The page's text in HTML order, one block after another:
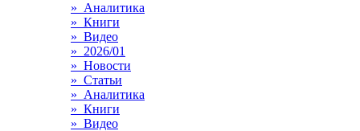
» Аналитика
» Книги
» Видео
» 2026/01
» Новости
» Статьи
» Аналитика
» Книги
» Видео